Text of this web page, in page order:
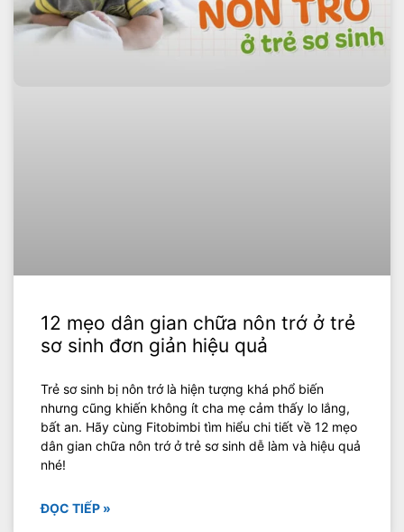
12 mẹo dân gian chữa nôn trớ ở trẻ
sơ sinh đơn giản hiệu quả
Trẻ sơ sinh bị nôn trớ là hiện tượng khá phổ biến
nhưng cũng khiến không ít cha mẹ cảm thấy lo lắng,
bất an. Hãy cùng Fitobimbi tìm hiểu chi tiết về 12 mẹo
dân gian chữa nôn trớ ở trẻ sơ sinh dễ làm và hiệu quả
nhé!
ĐỌC TIẾP »